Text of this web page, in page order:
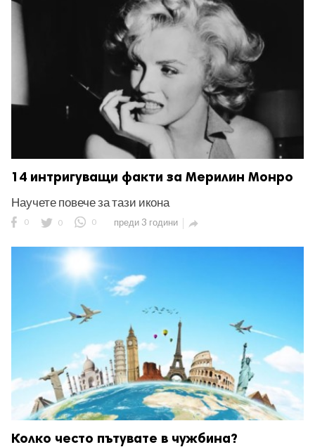
14 интригуващи факти за Мерилин Монро
Научете повече за тази икона
0 0 0 преди 3 години 
Колко често пътувате в чужбина?